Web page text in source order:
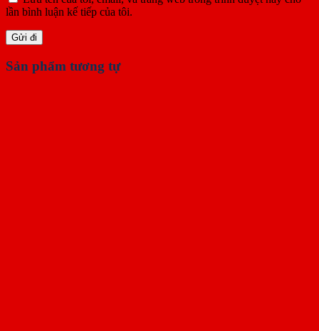
lần bình luận kế tiếp của tôi.
Sản phẩm tương tự